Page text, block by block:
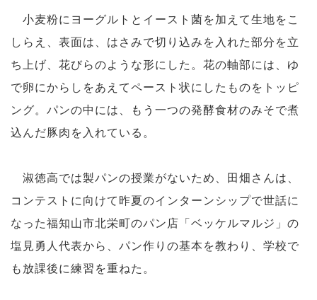
小麦粉にヨーグルトとイースト菌を加えて生地をこ
しらえ、表面は、はさみで切り込みを入れた部分を立
ち上げ、花びらのような形にした。花の軸部には、ゆ
で卵にからしをあえてペースト状にしたものをトッピ
ング。パンの中には、もう一つの発酵食材のみそで煮
込んだ豚肉を入れている。
淑徳高では製パンの授業がないため、田畑さんは、
コンテストに向けて昨夏のインターンシップで世話に
なった福知山市北栄町のパン店「ベッケルマルジ」の
塩見勇人代表から、パン作りの基本を教わり、学校で
も放課後に練習を重ねた。